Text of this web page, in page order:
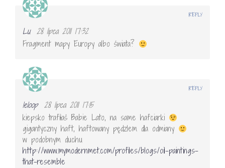
Lu 28 lipca 2011 17:32
Fragment mapy Europy albo świata?
REPLY
leloop 28 lipca 2011 17:15
kiepsko trafiłaś Babie Lato, na same hafciarki
gigantyczny haft, haftowany pędzlem dla odmiany
w podobnym duchu
http://www.mymodernmet.com/profiles/blogs/oil-paintings-
that-resemble
REPLY